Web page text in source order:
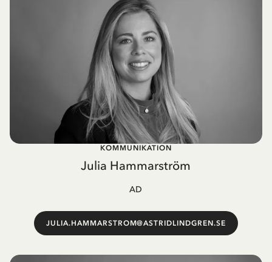
KOMMUNIKATION
Julia Hammarström
AD
JULIA.HAMMARSTROM@ASTRIDLINDGREN.SE